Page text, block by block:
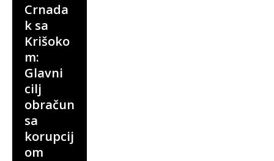
Crnada
k sa
Krišoko
m:
Glavni
cilj
obračun
sa
korupcij
om